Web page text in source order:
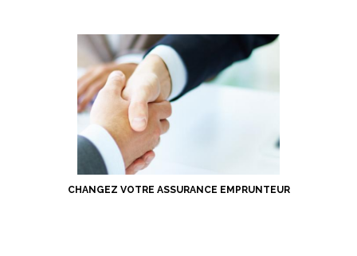
CHANGEZ VOTRE ASSURANCE EMPRUNTEUR